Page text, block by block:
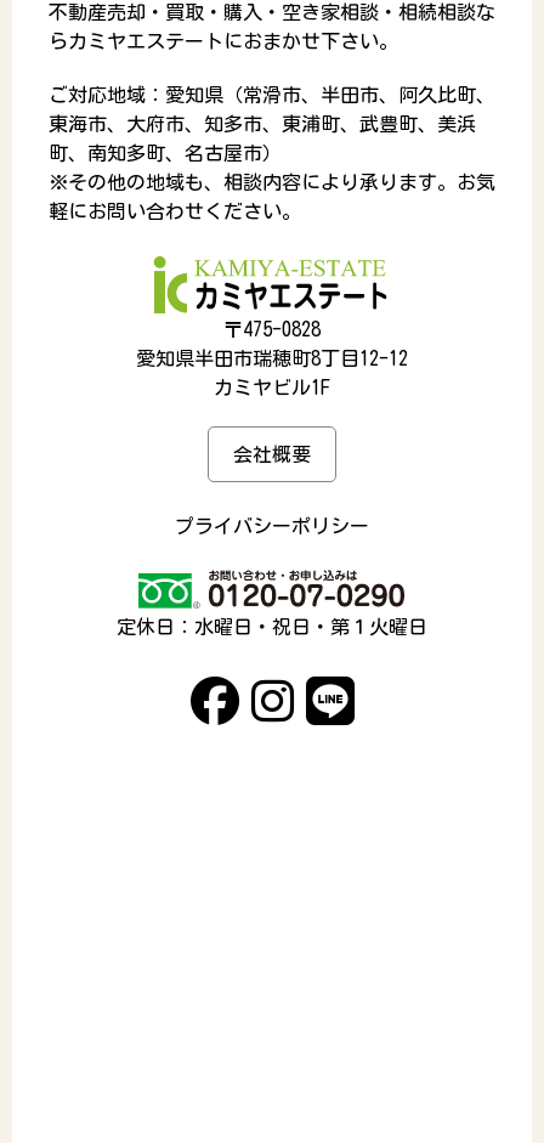
不動産売却・買取・購入・空き家相談・相続相談な
らカミヤエステートにおまかせ下さい。
ご対応地域：愛知県（常滑市、半田市、阿久比町、
東海市、大府市、知多市、東浦町、武豊町、美浜
町、南知多町、名古屋市）
※その他の地域も、相談内容により承ります。お気
軽にお問い合わせください。
〒475-0828
愛知県半田市瑞穂町8丁目12-12
カミヤビル1F
会社概要
プライバシーポリシー
定休日：水曜日・祝日・第１火曜日